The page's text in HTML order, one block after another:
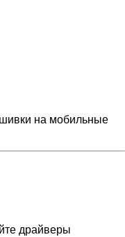
на мобильные
драйверы